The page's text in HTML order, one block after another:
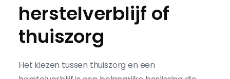
herstelverblijf of
thuiszorg
Het kiezen tussen thuiszorg en een